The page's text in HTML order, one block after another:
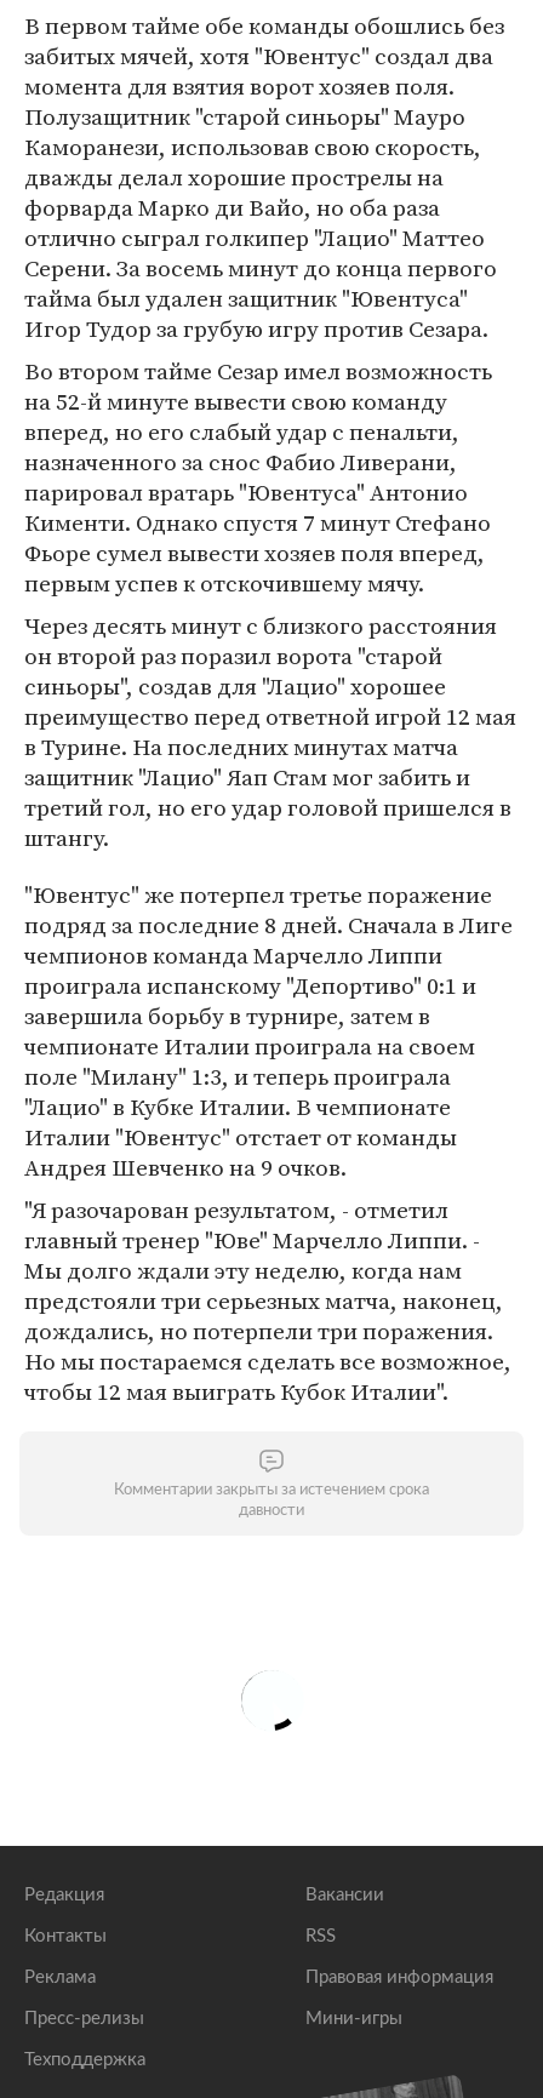
В первом тайме обе команды обошлись без
забитых мячей, хотя "Ювентус" создал два
момента для взятия ворот хозяев поля.
Полузащитник "старой синьоры" Мауро
Каморанези, использовав свою скорость,
дважды делал хорошие прострелы на
форварда Марко ди Вайо, но оба раза
отлично сыграл голкипер "Лацио" Маттео
Серени. За восемь минут до конца первого
тайма был удален защитник "Ювентуса"
Игор Тудор за грубую игру против Сезара.
Во втором тайме Сезар имел возможность
на 52-й минуте вывести свою команду
вперед, но его слабый удар с пенальти,
назначенного за снос Фабио Ливерани,
парировал вратарь "Ювентуса" Антонио
Кименти. Однако спустя 7 минут Стефано
Фьоре сумел вывести хозяев поля вперед,
первым успев к отскочившему мячу.
Через десять минут с близкого расстояния
он второй раз поразил ворота "старой
синьоры", создав для "Лацио" хорошее
преимущество перед ответной игрой 12 мая
в Турине. На последних минутах матча
защитник "Лацио" Яап Стам мог забить и
третий гол, но его удар головой пришелся в
штангу.
"Ювентус" же потерпел третье поражение
подряд за последние 8 дней. Сначала в Лиге
чемпионов команда Марчелло Липпи
проиграла испанскому "Депортиво" 0:1 и
завершила борьбу в турнире, затем в
чемпионате Италии проиграла на своем
поле "Милану" 1:3, и теперь проиграла
"Лацио" в Кубке Италии. В чемпионате
Италии "Ювентус" отстает от команды
Андрея Шевченко на 9 очков.
"Я разочарован результатом, - отметил
главный тренер "Юве" Марчелло Липпи. -
Мы долго ждали эту неделю, когда нам
предстояли три серьезных матча, наконец,
дождались, но потерпели три поражения.
Но мы постараемся сделать все возможное,
чтобы 12 мая выиграть Кубок Италии".
Комментарии закрыты за истечением срока
давности
Редакция
Контакты
Реклама
Пресс-релизы
Техподдержка
Вакансии
RSS
Правовая информация
Мини-игры